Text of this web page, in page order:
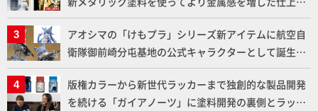
りに!!【試し読み】
アオシマの「けもプラ」シリーズ新アイテムに航空自
衛隊御前崎分屯基地の公式キャラクターとして誕生し
た「おまねこ」が着任！けもプラ公式サイト限定版と
通常版の2ラインで発売！
版権カラーから新世代ラッカーまで独創的な製品開発
を続ける「ガイアノーツ」に塗料開発の裏側とラッカ